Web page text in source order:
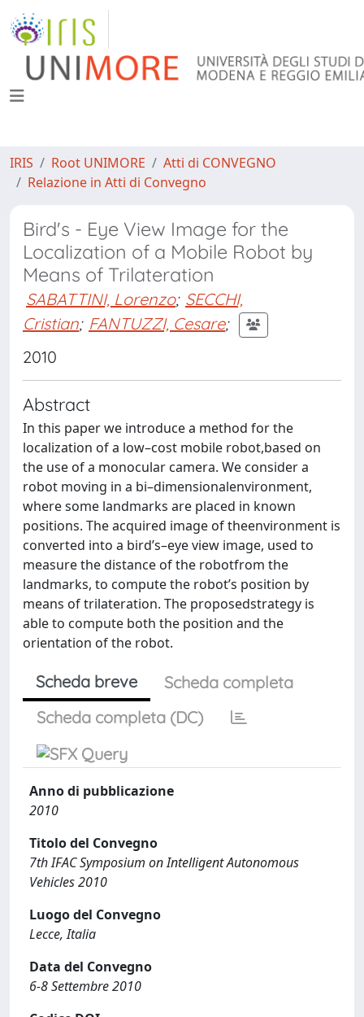
IRIS Root UNIMORE
Atti di CONVEGNO
Relazione in Atti di Convegno
Bird's - Eye View Image for the
Localization of a Mobile Robot by
Means of Trilateration
SABATTINI, Lorenzo; SECCHI,
Cristian; FANTUZZI, Cesare;
2010
Abstract
In this paper we introduce a method for the
localization of a low–cost mobile robot,based on
the use of a monocular camera. We consider a
robot moving in a bi–dimensionalenvironment,
where some landmarks are placed in known
positions. The acquired image of theenvironment is
converted into a bird’s–eye view image, used to
measure the distance of the robotfrom the
landmarks, to compute the robot’s position by
means of trilateration. The proposedstrategy is
able to compute both the position and the
orientation of the robot.
Scheda breve
Scheda completa
Scheda completa (DC)
Anno di pubblicazione
2010
Titolo del Convegno
7th IFAC Symposium on Intelligent Autonomous
Vehicles 2010
Luogo del Convegno
Lecce, Italia
Data del Convegno
6-8 Settembre 2010